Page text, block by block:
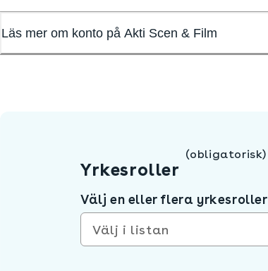
Läs mer om konto på Akti Scen & Film
Yrkesroller
(obligatorisk)
Välj en eller flera yrkesroller
Välj i listan